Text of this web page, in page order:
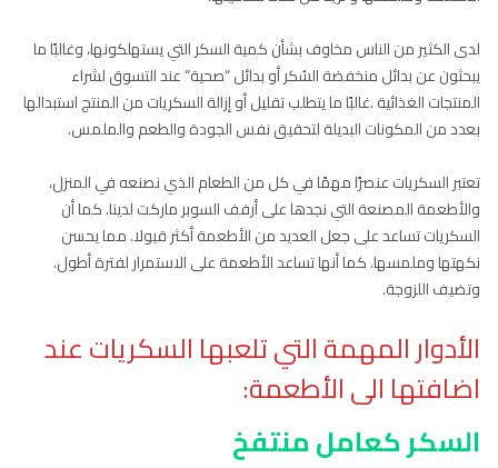
لدى الكثير من الناس مخاوف بشأن كمية السكر التي يستهلكونها، وغالبًا ما
يبحثون عن بدائل منخفضة السُكر أو بدائل “صحية” عند التسوق لشراء
المنتجات الغذائية .غالبًا ما يتطلب تقليل أو إزالة السكريات من المنتج استبدالها
بعدد من المكونات البديلة لتحقيق نفس الجودة والطعم والملمس.
تعتبر السكريات عنصرًا مهمًا في كل من الطعام الذي نصنعه في المنزل،
والأطعمة المصنعة التي نجدها على أرفف السوبر ماركت لدينا. كما أن
السكريات تساعد على جعل العديد من الأطعمة أكثر قبولا. مما يحسن
نكهتها وملمسها. كما أنها تساعد الأطعمة على الاستمرار لفترة أطول.
وتضيف اللزوجة.
الأدوار المهمة التي تلعبها السكريات عند
اضافتها الى الأطعمة:
السكر كعامل منتفخ